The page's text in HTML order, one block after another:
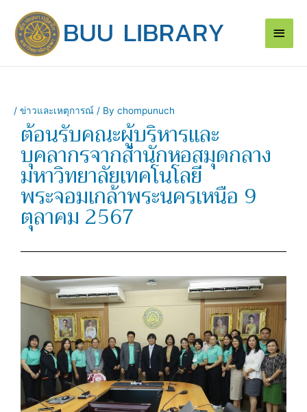
content
Main
/ ข่าวและเหตุการณ์ / By chompunuch
ต้อนรับคณะผู้บริหารและ
บุคลากรจากสำนักหอสมุดกลาง
มหาวิทยาลัยเทคโนโลยี
พระจอมเกล้าพระนครเหนือ 9
ตุลาคม 2567